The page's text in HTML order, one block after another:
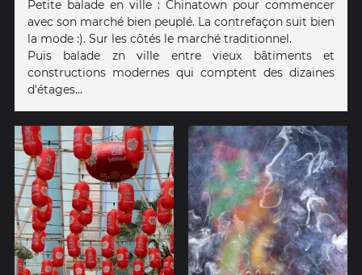
Petite balade en ville : Chinatown pour commencer
avec son marché bien peuplé. La contrefaçon suit bien
la mode :). Sur les côtés le marché traditionnel.
Puis balade zn ville entre vieux bâtiments et
constructions modernes qui comptent des dizaines
d'étages...